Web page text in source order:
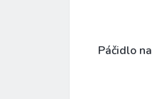
Páčidlo